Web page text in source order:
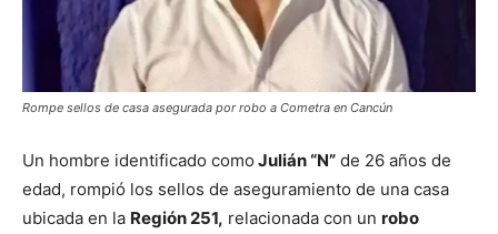
Rompe sellos de casa asegurada por robo a Cometra en Cancún
Un hombre identificado como Julián “N” de 26 años de
edad, rompió los sellos de aseguramiento de una casa
ubicada en la Región 251, relacionada con un robo